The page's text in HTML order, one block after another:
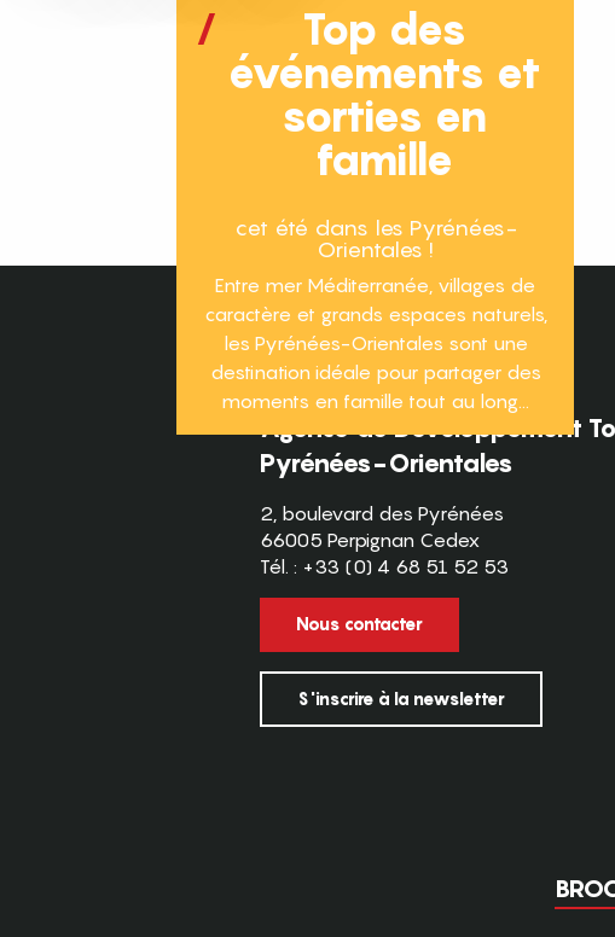
Top des
événements et
sorties en
famille
cet été dans les Pyrénées-
Orientales !
Entre mer Méditerranée, villages de
caractère et grands espaces naturels,
les Pyrénées-Orientales sont une
destination idéale pour partager des
moments en famille tout au long...
Agence de Développement
Pyrénées-Orientales
2, boulevard des Pyrénées
66005 Perpignan Cedex
Tél. : +33 (0) 4 68 51 52 53
Nous contacter
S'inscrire à la newsletter